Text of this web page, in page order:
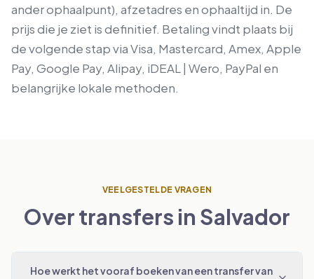
ander ophaalpunt), afzetadres en ophaaltijd in. De
prijs die je ziet is definitief. Betaling vindt plaats bij
de volgende stap via Visa, Mastercard, Amex, Apple
Pay, Google Pay, Alipay, iDEAL | Wero, PayPal en
belangrijke lokale methoden.
VEELGESTELDE VRAGEN
Over transfers in Salvador
Hoe werkt het vooraf boeken van een transfer van